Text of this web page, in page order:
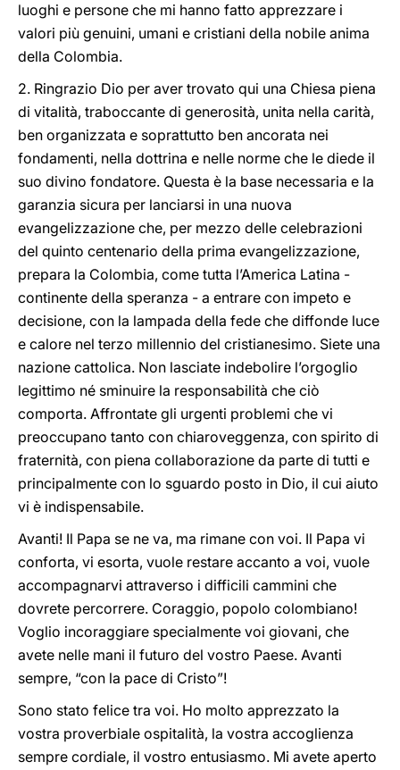
luoghi e persone che mi hanno fatto apprezzare i
valori più genuini, umani e cristiani della nobile anima
della Colombia.
2. Ringrazio Dio per aver trovato qui una Chiesa piena
di vitalità, traboccante di generosità, unita nella carità,
ben organizzata e soprattutto ben ancorata nei
fondamenti, nella dottrina e nelle norme che le diede il
suo divino fondatore. Questa è la base necessaria e la
garanzia sicura per lanciarsi in una nuova
evangelizzazione che, per mezzo delle celebrazioni
del quinto centenario della prima evangelizzazione,
prepara la Colombia, come tutta l’America Latina -
continente della speranza - a entrare con impeto e
decisione, con la lampada della fede che diffonde luce
e calore nel terzo millennio del cristianesimo. Siete una
nazione cattolica. Non lasciate indebolire l’orgoglio
legittimo né sminuire la responsabilità che ciò
comporta. Affrontate gli urgenti problemi che vi
preoccupano tanto con chiaroveggenza, con spirito di
fraternità, con piena collaborazione da parte di tutti e
principalmente con lo sguardo posto in Dio, il cui aiuto
vi è indispensabile.
Avanti! Il Papa se ne va, ma rimane con voi. Il Papa vi
conforta, vi esorta, vuole restare accanto a voi, vuole
accompagnarvi attraverso i difficili cammini che
dovrete percorrere. Coraggio, popolo colombiano!
Voglio incoraggiare specialmente voi giovani, che
avete nelle mani il futuro del vostro Paese. Avanti
sempre, “con la pace di Cristo”!
Sono stato felice tra voi. Ho molto apprezzato la
vostra proverbiale ospitalità, la vostra accoglienza
sempre cordiale, il vostro entusiasmo. Mi avete aperto